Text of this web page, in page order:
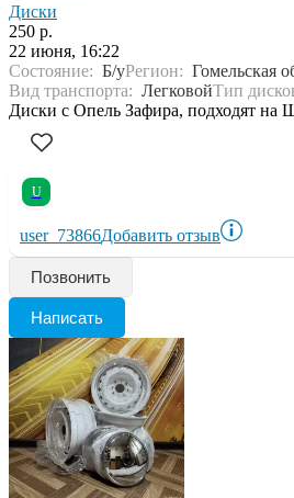
Диски
250 р.
22 июня, 16:22
Состояние: Б/уРегион: Гомельская
Вид транспорта: ЛегковойТип
Диски с Опель Зафира, подходят на
U
user_73866Добавить отзыв
Позвонить
Написать